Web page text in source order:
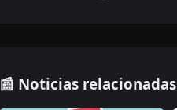
📰 Noticias relacionadas